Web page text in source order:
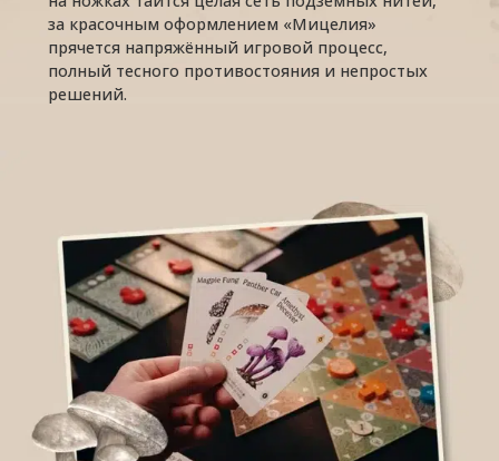
за красочным оформлением «Мицелия»
прячется напряжённый игровой процесс,
полный тесного противостояния и непростых
решений.